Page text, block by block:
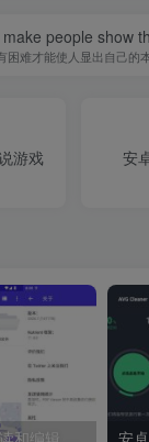
people show
困难才能使人显出自己的
游戏
安